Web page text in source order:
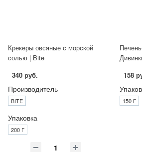
Крекеры овсяные с морской
солью | Bite
340 руб.
Производитель
BITE
Упаковка
200 Г
158
150 Г